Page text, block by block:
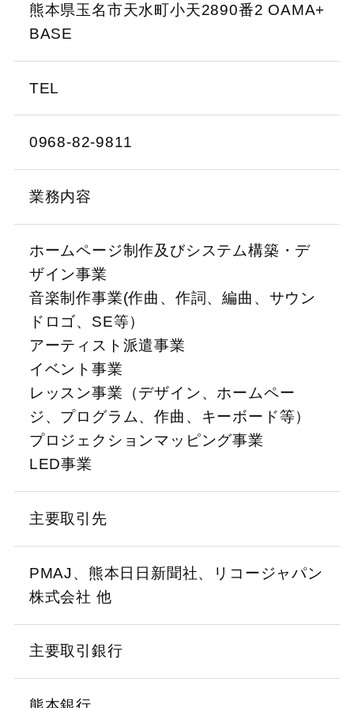
熊本県玉名市天水町小天2890番2 OAMA+
BASE
TEL
0968-82-9811
業務内容
ホームページ制作及びシステム構築・デ
ザイン事業
音楽制作事業(作曲、作詞、編曲、サウン
ドロゴ、SE等）
アーティスト派遣事業
イベント事業
レッスン事業（デザイン、ホームペー
ジ、プログラム、作曲、キーボード等）
プロジェクションマッピング事業
LED事業
主要取引先
PMAJ、熊本日日新聞社、リコージャパン
株式会社 他
主要取引銀行